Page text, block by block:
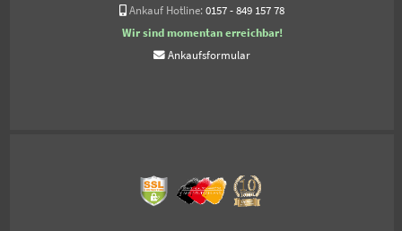
Ankauf Hotline: 0157 - 849 157 78
Wir sind momentan erreichbar!
Ankaufsformular